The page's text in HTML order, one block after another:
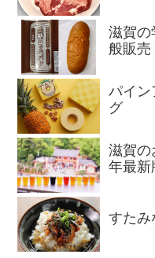
滋賀の
般販売
パイン
グ
滋賀
年最新
すたみ